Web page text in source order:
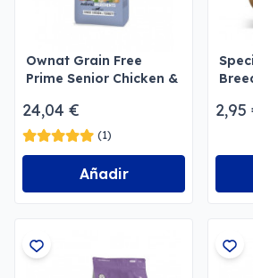
Ownat Grain Free
Prime Senior Chicken &
24,04 €
(1)
Añadir
2,95